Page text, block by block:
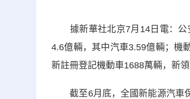
據新華社北京7月14日電：公
4.6億輛，其中汽車3.59億輛；機
新註冊登記機動車1688萬輛，新領
截至6月底，全國新能源汽車保